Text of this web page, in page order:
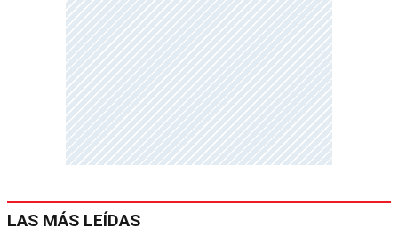
LAS MÁS LEÍDAS